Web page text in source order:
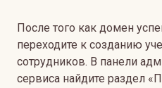
После того как домен
переходите к созданию
сотрудников. В панели
сервиса найдите раздел